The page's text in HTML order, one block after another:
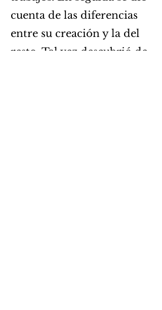
cuenta de las diferencias
entre su creación y la del
resto. Tal vez descubrió de